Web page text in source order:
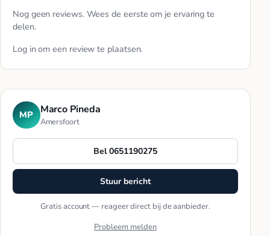
Nog geen reviews. Wees de eerste om je ervaring te
delen.
Log in om een review te plaatsen.
MP Marco Pineda
Amersfoort
Bel 0651190275
Stuur bericht
Gratis account — reageer direct bij de aanbieder.
Probleem melden